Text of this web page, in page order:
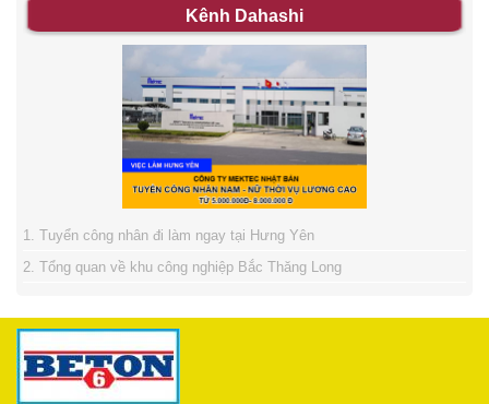
Kênh Dahashi
1. Tuyển công nhân đi làm ngay tại Hưng Yên
2. Tổng quan về khu công nghiệp Bắc Thăng Long
4. Tuyển bóng đá nữ Việt Nam giành ngôi vô địch